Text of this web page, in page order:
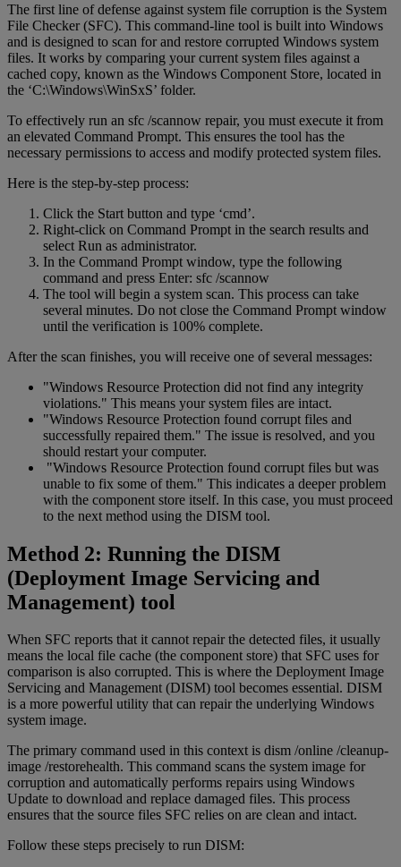
The first line of defense against system file corruption is the System
File Checker (SFC). This command-line tool is built into Windows
and is designed to scan for and restore corrupted Windows system
files. It works by comparing your current system files against a
cached copy, known as the Windows Component Store, located in
the ‘C:\Windows\WinSxS’ folder.
To effectively run an sfc /scannow repair, you must execute it from
an elevated Command Prompt. This ensures the tool has the
necessary permissions to access and modify protected system files.
Here is the step-by-step process:
Click the Start button and type ‘cmd’.
Right-click on Command Prompt in the search results and
select Run as administrator.
In the Command Prompt window, type the following
command and press Enter: sfc /scannow
The tool will begin a system scan. This process can take
several minutes. Do not close the Command Prompt window
until the verification is 100% complete.
After the scan finishes, you will receive one of several messages:
"Windows Resource Protection did not find any integrity
violations." This means your system files are intact.
"Windows Resource Protection found corrupt files and
successfully repaired them." The issue is resolved, and you
should restart your computer.
"Windows Resource Protection found corrupt files but was
unable to fix some of them." This indicates a deeper problem
with the component store itself. In this case, you must proceed
to the next method using the DISM tool.
Method 2: Running the DISM
(Deployment Image Servicing and
Management) tool
When SFC reports that it cannot repair the detected files, it usually
means the local file cache (the component store) that SFC uses for
comparison is also corrupted. This is where the Deployment Image
Servicing and Management (DISM) tool becomes essential. DISM
is a more powerful utility that can repair the underlying Windows
system image.
The primary command used in this context is dism /online /cleanup-
image /restorehealth. This command scans the system image for
corruption and automatically performs repairs using Windows
Update to download and replace damaged files. This process
ensures that the source files SFC relies on are clean and intact.
Follow these steps precisely to run DISM: